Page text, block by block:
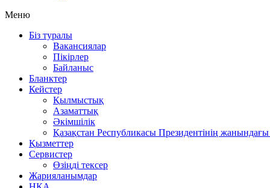
Меню
Біз туралы
Вакансиялар
Пікірлер
Байланыс
Бланктер
Кейстер
Қылмыстық
Азаматтық
Әкімшілік
Қазақстан Республикасы Президентінің
Қызметтер
Сервистер
Өзіңді тексер
Жарияланымдар